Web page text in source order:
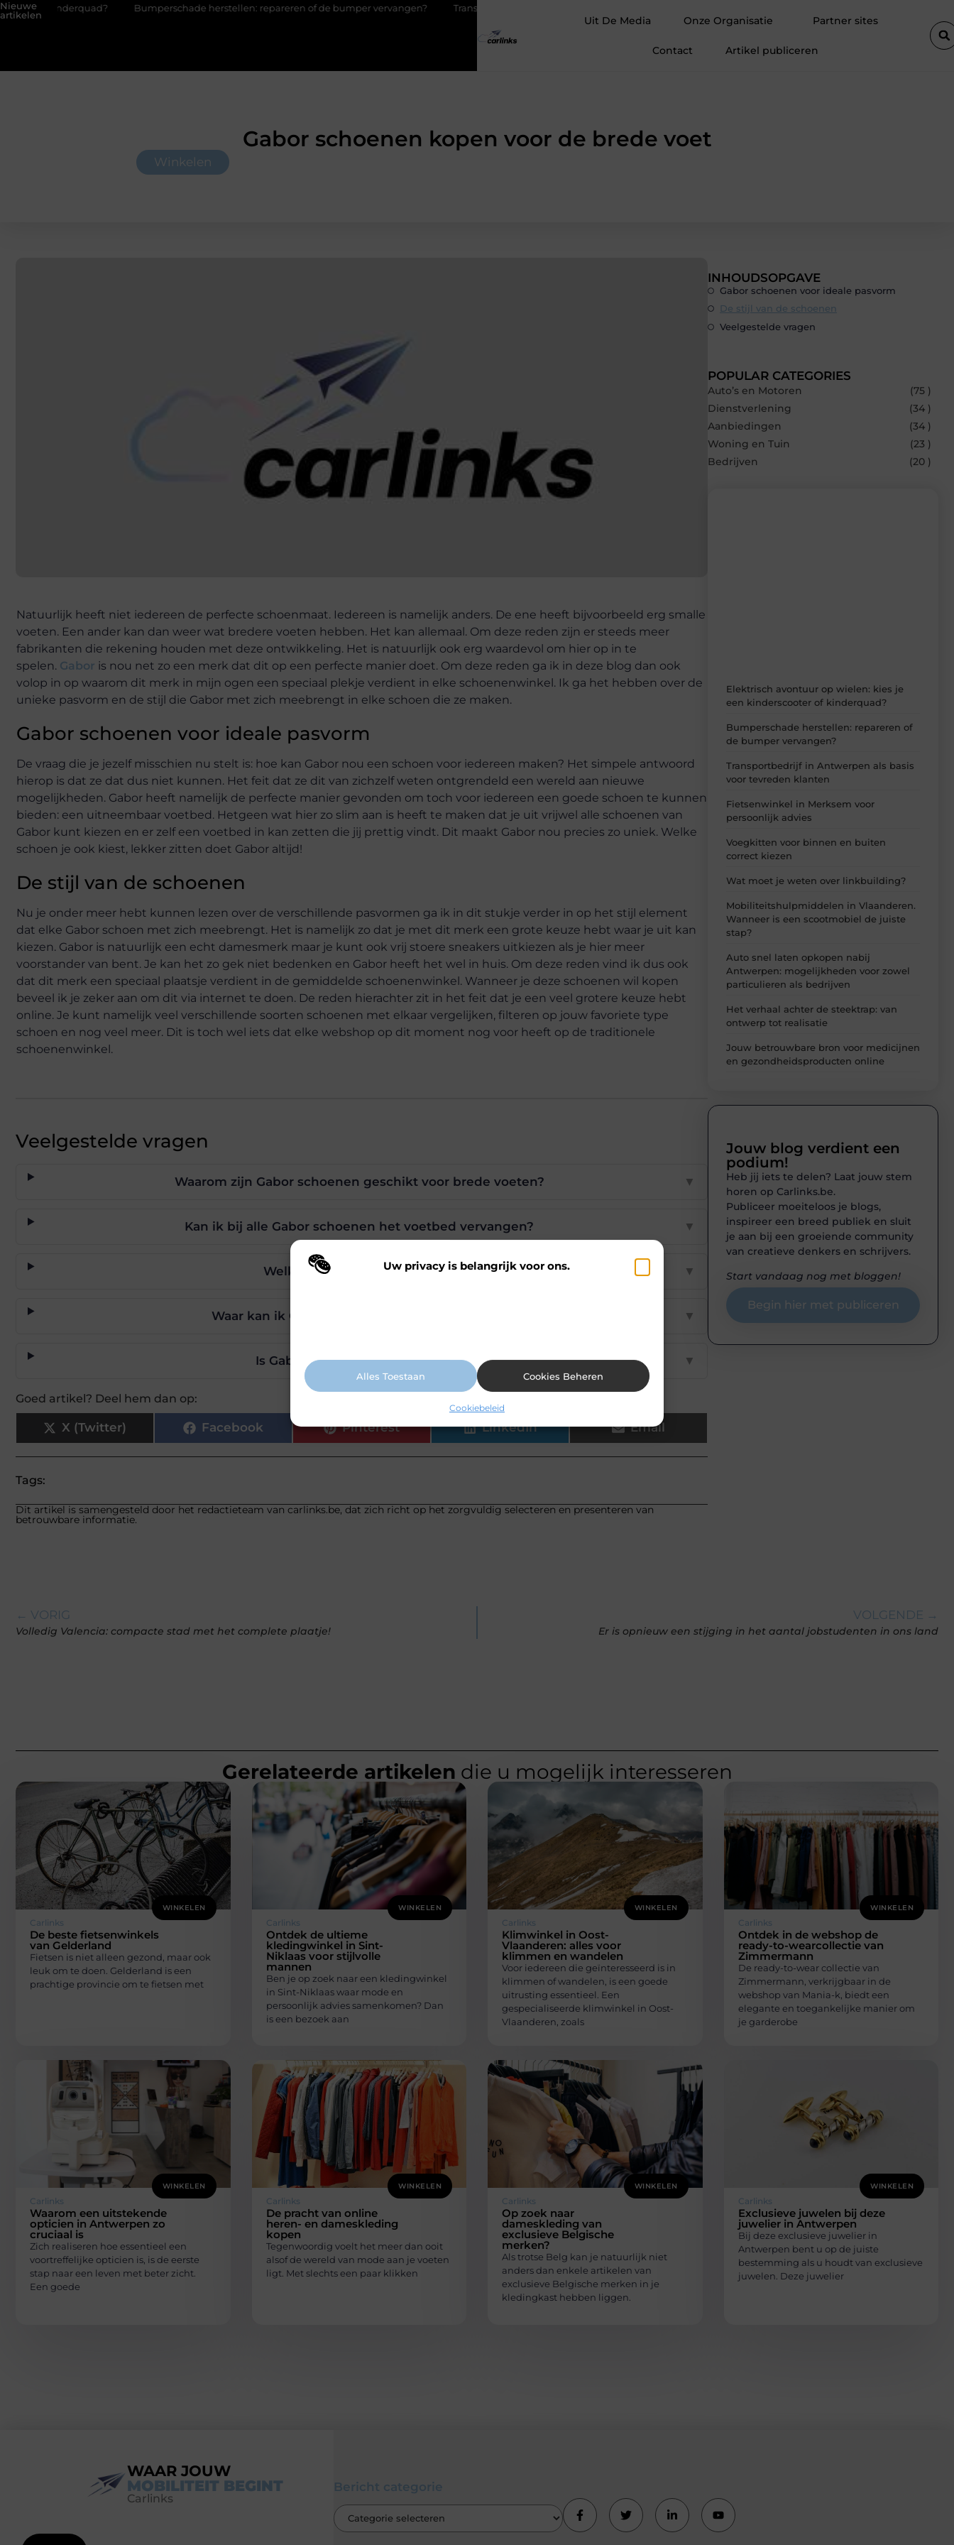
Uw privacy is belangrijk voor ons.
Alles Toestaan Cookies Beheren
Cookiebeleid
Nieuwe
artikelen
Bumperschade herstellen: repareren of de bumper vervangen? Transportbedrijf in Antwerpen als basis voor tevreden klanten
Uit De Media Onze Organisatie Partner sites
Contact Artikel publiceren
Gabor schoenen kopen voor de brede voet
Winkelen
Natuurlijk heeft niet iedereen de perfecte schoenmaat. Iedereen is namelijk anders. De ene heeft bijvoorbeeld erg smalle
voeten. Een ander kan dan weer wat bredere voeten hebben. Het kan allemaal. Om deze reden zijn er steeds meer
fabrikanten die rekening houden met deze ontwikkeling. Het is natuurlijk ook erg waardevol om hier op in te
spelen. Gabor is nou net zo een merk dat dit op een perfecte manier doet. Om deze reden ga ik in deze blog dan ook
volop in op waarom dit merk in mijn ogen een speciaal plekje verdient in elke schoenenwinkel. Ik ga het hebben over de
unieke pasvorm en de stijl die Gabor met zich meebrengt in elke schoen die ze maken.
Gabor schoenen voor ideale pasvorm
De vraag die je jezelf misschien nu stelt is: hoe kan Gabor nou een schoen voor iedereen maken? Het simpele antwoord
hierop is dat ze dat dus niet kunnen. Het feit dat ze dit van zichzelf weten ontgrendeld een wereld aan nieuwe
mogelijkheden. Gabor heeft namelijk de perfecte manier gevonden om toch voor iedereen een goede schoen te kunnen
bieden: een uitneembaar voetbed. Hetgeen wat hier zo slim aan is heeft te maken dat je uit vrijwel alle schoenen van
Gabor kunt kiezen en er zelf een voetbed in kan zetten die jij prettig vindt. Dit maakt Gabor nou precies zo uniek. Welke
schoen je ook kiest, lekker zitten doet Gabor altijd!
De stijl van de schoenen
Nu je onder meer hebt kunnen lezen over de verschillende pasvormen ga ik in dit stukje verder in op het stijl element
dat elke Gabor schoen met zich meebrengt. Het is namelijk zo dat je met dit merk een grote keuze hebt waar je uit kan
kiezen. Gabor is natuurlijk een echt damesmerk maar je kunt ook vrij stoere sneakers uitkiezen als je hier meer
voorstander van bent. Je kan het zo gek niet bedenken en Gabor heeft het wel in huis. Om deze reden vind ik dus ook
dat dit merk een speciaal plaatsje verdient in de gemiddelde schoenenwinkel. Wanneer je deze schoenen wil kopen
beveel ik je zeker aan om dit via internet te doen. De reden hierachter zit in het feit dat je een veel grotere keuze hebt
online. Je kunt namelijk veel verschillende soorten schoenen met elkaar vergelijken, filteren op jouw favoriete type
schoen en nog veel meer. Dit is toch wel iets dat elke webshop op dit moment nog voor heeft op de traditionele
schoenenwinkel.
Veelgestelde vragen
Waarom zijn Gabor schoenen geschikt voor brede voeten? ▼
Kan ik bij alle Gabor schoenen het voetbed vervangen? ▼
Welke stijlen biedt Gabor aan? ▼
Waar kan ik Gabor schoenen het beste kopen? ▼
Is Gabor alleen een damesmerk? ▼
Goed artikel? Deel hem dan op:
X (Twitter) Facebook Pinterest LinkedIn Email
Tags:
Dit artikel is samengesteld door het redactieteam van carlinks.be, dat zich richt op het zorgvuldig selecteren en presenteren van
betrouwbare informatie.
INHOUDSOPGAVE
Gabor schoenen voor ideale pasvorm
De stijl van de schoenen
Veelgestelde vragen
POPULAR CATEGORIES
Auto’s en Motoren
(75 )
Dienstverlening
(34 )
Aanbiedingen
(34 )
Woning en Tuin
(23 )
Bedrijven
(20 )
Elektrisch avontuur op wielen: kies je
een kinderscooter of kinderquad?
Bumperschade herstellen: repareren of
de bumper vervangen?
Transportbedrijf in Antwerpen als basis
voor tevreden klanten
Fietsenwinkel in Merksem voor
persoonlijk advies
Voegkitten voor binnen en buiten
correct kiezen
Wat moet je weten over linkbuilding?
Mobiliteitshulpmiddelen in Vlaanderen.
Wanneer is een scootmobiel de juiste
stap?
Auto snel laten opkopen nabij
Antwerpen: mogelijkheden voor zowel
particulieren als bedrijven
Het verhaal achter de steektrap: van
ontwerp tot realisatie
Jouw betrouwbare bron voor medicijnen
en gezondheidsproducten online
Jouw blog verdient een
podium!
Heb jij iets te delen? Laat jouw stem
horen op Carlinks.be.
Publiceer moeiteloos je blogs,
inspireer een breed publiek en sluit
je aan bij een groeiende community
van creatieve denkers en schrijvers.
Start vandaag nog met bloggen!
Begin hier met publiceren
← VORIG
Volledig Valencia: compacte stad met het complete plaatje!
VOLGENDE →
Er is opnieuw een stijging in het aantal jobstudenten in ons land
Gerelateerde artikelen die u mogelijk interesseren
WINKELEN
Carlinks
De beste fietsenwinkels
van Gelderland
Fietsen is niet alleen gezond, maar ook
leuk om te doen. Gelderland is een
prachtige provincie om te fietsen met
WINKELEN
Carlinks
Ontdek de ultieme
kledingwinkel in Sint-
Niklaas voor stijlvolle
mannen
Ben je op zoek naar een kledingwinkel
in Sint-Niklaas waar mode en
persoonlijk advies samenkomen? Dan
is een bezoek aan
WINKELEN
Carlinks
Klimwinkel in Oost-
Vlaanderen: alles voor
klimmen en wandelen
Voor iedereen die geïnteresseerd is in
klimmen of wandelen, is een goede
uitrusting essentieel. Een
gespecialiseerde klimwinkel in Oost-
Vlaanderen, zoals
WINKELEN
Carlinks
Ontdek in de webshop de
ready-to-wearcollectie van
Zimmermann
De ready-to-wear collectie van
Zimmermann, verkrijgbaar in de
webshop van Mania-k, biedt een
elegante en toegankelijke manier om
je garderobe
WINKELEN
Carlinks
Waarom een uitstekende
opticien in Antwerpen zo
cruciaal is
Zich realiseren hoe essentieel een
voortreffelijke opticien is, is de eerste
stap naar een leven met beter zicht.
Een goede
WINKELEN
Carlinks
De pracht van online
heren- en dameskleding
kopen
Tegenwoordig voelt het meer dan ooit
alsof de wereld van mode aan je voeten
ligt. Met slechts een paar klikken
WINKELEN
Carlinks
Op zoek naar
dameskleding van
exclusieve Belgische
merken?
Als trotse Belg kan je natuurlijk niet
anders dan enkele artikelen van
exclusieve Belgische merken in je
kledingkast hebben liggen.
WINKELEN
Carlinks
Exclusieve juwelen bij deze
juwelier in Antwerpen
Bij deze exclusieve juwelier in
Antwerpen bent u op de juiste
bestemming als u houdt van exclusieve
juwelen. Deze juwelier
WAAR JOUW
MOBILITEIT BEGINT
Carlinks
Bericht categorie